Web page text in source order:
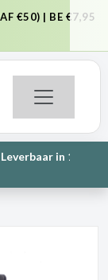
€50) | BE €7,95
in 1000 en